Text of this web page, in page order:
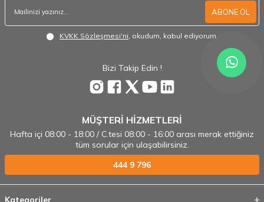
ABONE OL
KVKK Sözleşmesi'ni, okudum, kabul ediyorum.
Bizi Takip Edin !
MÜŞTERİ HİZMETLERİ
Hafta içi 08:00 - 18:00 / C.tesi 08:00 - 16:00 arası merak ettiğiniz
tüm sorular için ulaşabilirsiniz.
444 9 796
Kategoriler